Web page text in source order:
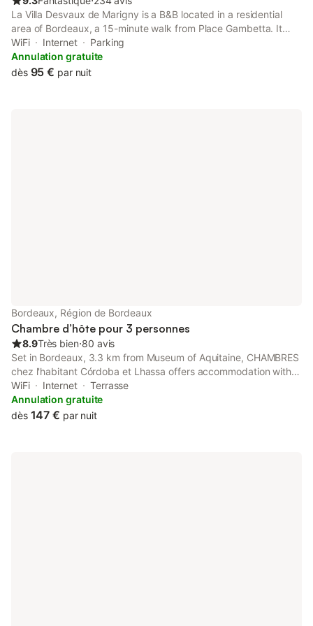
La Villa Desvaux de Marigny is a B&B located in a residential
area of Bordeaux, a 15-minute walk from Place Gambetta. It
offers a garden and a terrace. Free WiFi is provided throughout
the property.
WiFi Internet
Parking
Annulation gratuite
dès 95 € par nuit
Bordeaux, Région de Bordeaux
Chambre d’hôte pour 3 personnes
8.9Très bien⋅80 avis
Set in Bordeaux, 3.3 km from Museum of Aquitaine, CHAMBRES
chez l'habitant Córdoba et Lhassa offers accommodation with a
garden, free WiFi and bicycle parking. The property is around 2
km from Bordeaux Cathedral, 3.
WiFi Internet
Terrasse
Annulation gratuite
dès 147 € par nuit